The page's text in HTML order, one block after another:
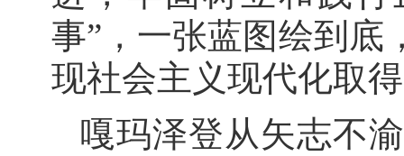
事”，一张蓝图绘到底
现社会主义现代化取
嘎玛泽登从矢志不